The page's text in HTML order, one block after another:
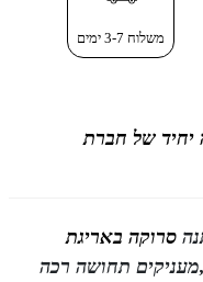
משלוח 3-7 ימים
יחיד של חברת
סרוקה באריגת
מעניקים תחושה רכה